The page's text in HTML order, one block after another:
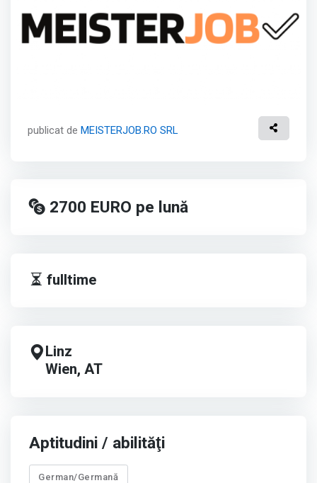
publicat de MEISTERJOB.RO SRL
2700 EURO pe lună
fulltime
Linz
Wien, AT
Aptitudini / abilităţi
German/Germană